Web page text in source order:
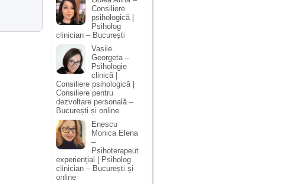
Consiliere
psihologică |
Psiholog
clinician – București
Vasile
Georgeta –
Psihologie
clinică |
Consiliere psihologică |
Consiliere pentru
dezvoltare personală –
București și online
Enescu
Monica Elena
–
Psihoterapeut
experiențial | Psiholog
clinician – București și
online